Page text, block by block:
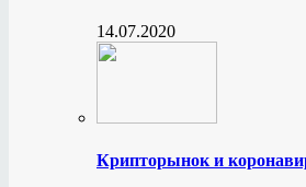
14.07.2020
Крипторынок и